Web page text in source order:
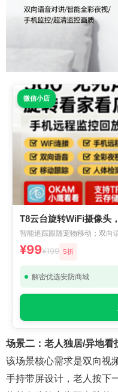
微信小店
T8云台旋转WiFi摄像头
智能追踪跟随宠物移动；双向
¥99¥199 5折
解密优选安防商城
场景二：老人独居/异地看
该场景核心需求是双向视
手持带屏设计，老人按下